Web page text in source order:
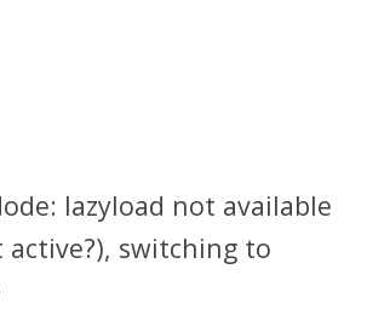
lazyload not available
active?), switching to